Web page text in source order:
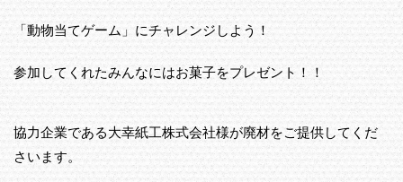
「動物当てゲーム」にチャレンジしよう！
参加してくれたみんなにはお菓子をプレゼント！！
協力企業である大幸紙工株式会社様が廃材をご提供してくだ
さいます。